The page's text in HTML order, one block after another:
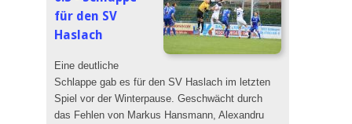
Das SVH Lied
Das SVH Mag und Team
SVH Legenden
Sponsoren
Mitgliedschaft
für den SV
Haslach
Eine deutliche
Schlappe gab es für den SV Haslach im letzten
Spiel vor der Winterpause. Geschwächt durch
das Fehlen von Markus Hansmann, Alexandru